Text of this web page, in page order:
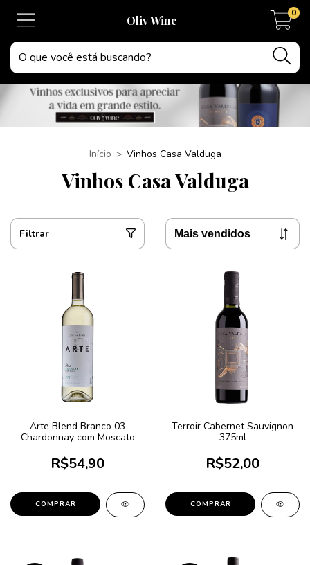
Oliv Wine
0
Início > Vinhos Casa Valduga
Vinhos Casa Valduga
Filtrar
Arte Blend Branco 03
Chardonnay com Moscato
R$54,90
Terroir Cabernet Sauvignon
375ml
R$52,00